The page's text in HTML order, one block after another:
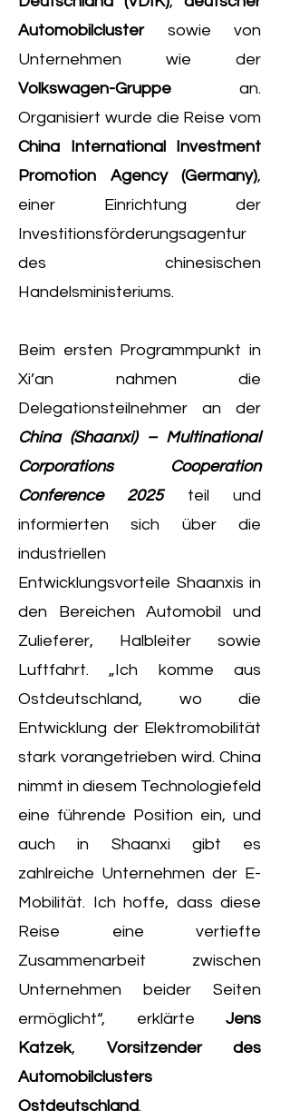
Automobilclustersowie von
Unternehmen wie der
Volkswagen-Gruppe an.
Organisiert wurde die Reise vom
China International Investment
Promotion Agency (Germany),
einer Einrichtung der
Investitionsförderungsagentur
des chinesischen
Handelsministeriums.
Beim ersten Programmpunkt in
Xi’an nahmen die
Delegationsteilnehmer an der
China (Shaanxi) – Multinational
Corporations Cooperation
Conference 2025teil und
informierten sich über die
industriellen
Entwicklungsvorteile Shaanxis in
den Bereichen Automobil und
Zulieferer, Halbleiter sowie
Luftfahrt. „Ich komme aus
Ostdeutschland, wo die
Entwicklung der Elektromobilität
stark vorangetrieben wird. China
nimmt in diesem Technologiefeld
eine führende Position ein, und
auch in Shaanxi gibt es
zahlreiche Unternehmen der E-
Mobilität. Ich hoffe, dass diese
Reise eine vertiefte
Zusammenarbeit zwischen
Unternehmen beider Seiten
ermöglicht“, erklärte Jens
Katzek, Vorsitzender des
Automobilclusters
Ostdeutschland.